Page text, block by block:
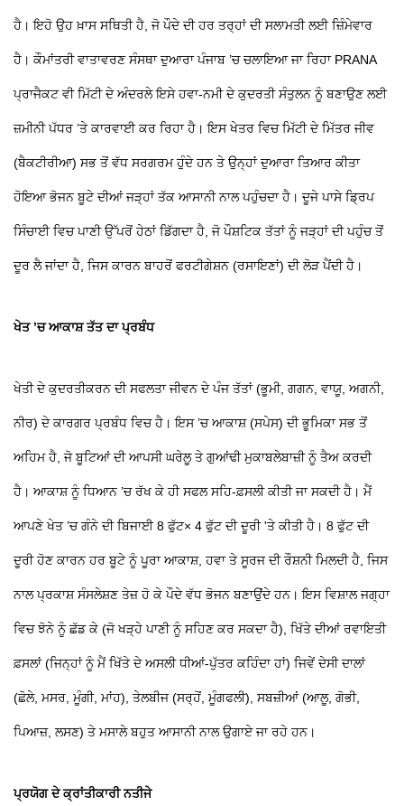
ਹੈ। ਇਹੋ ਉਹ ਖ਼ਾਸ ਸਥਿਤੀ ਹੈ, ਜੋ ਪੌਦੇ ਦੀ ਹਰ ਤਰ੍ਹਾਂ ਦੀ ਸਲਾਮਤੀ ਲਈ ਜ਼ਿੰਮੇਵਾਰ
ਹੈ। ਕੌਮਾਂਤਰੀ ਵਾਤਾਵਰਣ ਸੰਸਥਾ ਦੁਆਰਾ ਪੰਜਾਬ ’ਚ ਚਲਾਇਆ ਜਾ ਰਿਹਾ PRANA
ਪ੍ਰਾਜੈਕਟ ਵੀ ਮਿੱਟੀ ਦੇ ਅੰਦਰਲੇ ਇਸੇ ਹਵਾ-ਨਮੀ ਦੇ ਕੁਦਰਤੀ ਸੰਤੁਲਨ ਨੂੰ ਬਣਾਉਣ ਲਈ
ਜ਼ਮੀਨੀ ਪੱਧਰ ’ਤੇ ਕਾਰਵਾਈ ਕਰ ਰਿਹਾ ਹੈ। ਇਸ ਖੇਤਰ ਵਿਚ ਮਿੱਟੀ ਦੇ ਮਿੱਤਰ ਜੀਵ
(ਬੈਕਟੀਰੀਆ) ਸਭ ਤੋਂ ਵੱਧ ਸਰਗਰਮ ਹੁੰਦੇ ਹਨ ਤੇ ਉਨ੍ਹਾਂ ਦੁਆਰਾ ਤਿਆਰ ਕੀਤਾ
ਹੋਇਆ ਭੋਜਨ ਬੂਟੇ ਦੀਆਂ ਜੜ੍ਹਾਂ ਤੱਕ ਆਸਾਨੀ ਨਾਲ ਪਹੁੰਚਦਾ ਹੈ। ਦੂਜੇ ਪਾਸੇ ਡ੍ਰਿਪ
ਸਿੰਚਾਈ ਵਿਚ ਪਾਣੀ ਉੱਪਰੋਂ ਹੇਠਾਂ ਡਿੱਗਦਾ ਹੈ, ਜੋ ਪੌਸ਼ਟਿਕ ਤੱਤਾਂ ਨੂੰ ਜੜ੍ਹਾਂ ਦੀ ਪਹੁੰਚ ਤੋਂ
ਦੂਰ ਲੈ ਜਾਂਦਾ ਹੈ, ਜਿਸ ਕਾਰਨ ਬਾਹਰੋਂ ਫਰਟੀਗੇਸ਼ਨ (ਰਸਾਇਣਾਂ) ਦੀ ਲੋੜ ਪੈਂਦੀ ਹੈ।
ਖੇਤ ’ਚ ਆਕਾਸ਼ ਤੱਤ ਦਾ ਪ੍ਰਬੰਧ
ਖੇਤੀ ਦੇ ਕੁਦਰਤੀਕਰਨ ਦੀ ਸਫਲਤਾ ਜੀਵਨ ਦੇ ਪੰਜ ਤੱਤਾਂ (ਭੂਮੀ, ਗਗਨ, ਵਾਯੂ, ਅਗਨੀ,
ਨੀਰ) ਦੇ ਕਾਰਗਰ ਪ੍ਰਬੰਧ ਵਿਚ ਹੈ। ਇਸ ’ਚ ਆਕਾਸ਼ (ਸਪੇਸ) ਦੀ ਭੂਮਿਕਾ ਸਭ ਤੋਂ
ਅਹਿਮ ਹੈ, ਜੋ ਬੂਟਿਆਂ ਦੀ ਆਪਸੀ ਘਰੇਲੂ ਤੇ ਗੁਆਂਢੀ ਮੁਕਾਬਲੇਬਾਜ਼ੀ ਨੂੰ ਤੈਅ ਕਰਦੀ
ਹੈ। ਆਕਾਸ਼ ਨੂੰ ਧਿਆਨ ’ਚ ਰੱਖ ਕੇ ਹੀ ਸਫਲ ਸਹਿ-ਫ਼ਸਲੀ ਕੀਤੀ ਜਾ ਸਕਦੀ ਹੈ। ਮੈਂ
ਆਪਣੇ ਖੇਤ ’ਚ ਗੰਨੇ ਦੀ ਬਿਜਾਈ 8 ਫੁੱਟ× 4 ਫੁੱਟ ਦੀ ਦੂਰੀ 'ਤੇ ਕੀਤੀ ਹੈ। 8 ਫੁੱਟ ਦੀ
ਦੂਰੀ ਹੋਣ ਕਾਰਨ ਹਰ ਬੂਟੇ ਨੂੰ ਪੂਰਾ ਆਕਾਸ਼, ਹਵਾ ਤੇ ਸੂਰਜ ਦੀ ਰੌਸ਼ਨੀ ਮਿਲਦੀ ਹੈ, ਜਿਸ
ਨਾਲ ਪ੍ਰਕਾਸ਼ ਸੰਸਲੇਸ਼ਣ ਤੇਜ਼ ਹੋ ਕੇ ਪੌਦੇ ਵੱਧ ਭੋਜਨ ਬਣਾਉਂਦੇ ਹਨ। ਇਸ ਵਿਸ਼ਾਲ ਜਗ੍ਹਾ
ਵਿਚ ਝੋਨੇ ਨੂੰ ਛੱਡ ਕੇ (ਜੋ ਖੜ੍ਹੇ ਪਾਣੀ ਨੂੰ ਸਹਿਣ ਕਰ ਸਕਦਾ ਹੈ), ਖਿੱਤੇ ਦੀਆਂ ਰਵਾਇਤੀ
ਫ਼ਸਲਾਂ (ਜਿਨ੍ਹਾਂ ਨੂੰ ਮੈਂ ਖਿੱਤੇ ਦੇ ਅਸਲੀ ਧੀਆਂ-ਪੁੱਤਰ ਕਹਿੰਦਾ ਹਾਂ) ਜਿਵੇਂ ਦੇਸੀ ਦਾਲਾਂ
(ਛੋਲੇ, ਮਸਰ, ਮੂੰਗੀ, ਮਾਂਹ), ਤੇਲਬੀਜ (ਸਰ੍ਹੋਂ, ਮੂੰਗਫਲੀ), ਸਬਜ਼ੀਆਂ (ਆਲੂ, ਗੋਭੀ,
ਪਿਆਜ਼, ਲਸਣ) ਤੇ ਮਸਾਲੇ ਬਹੁਤ ਆਸਾਨੀ ਨਾਲ ਉਗਾਏ ਜਾ ਰਹੇ ਹਨ।
ਪ੍ਰਯੋਗ ਦੇ ਕ੍ਰਾਂਤੀਕਾਰੀ ਨਤੀਜੇ